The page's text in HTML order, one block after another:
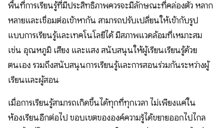
พื้นที่การเรียนรู้ที่มีประสิทธิภาพควรจะมีลักษณะที่คล่องตัว หลาก
หลายและเชื่อมต่อเข้าหากัน สามารถปรับเปลี่ยนให้เข้ากับรูป
แบบการเรียนรู้และเทคโนโลยีได้ มีสภาพแวดล้อมที่เหมาะสม
เช่น อุณหภูมิ เสียง และแสง สนับสนุนให้ผู้เรียนเรียนรู้ด้วย
ตนเอง รวมถึงสนับสนุนการเรียนรู้และการสอนร่วมกันระหว่างผู้
เรียนและผู้สอน
เมื่อการเรียนรู้สามารถเกิดขึ้นได้ทุกที่ทุกเวลา ไม่เพียงแค่ใน
ห้องเรียนอีกต่อไป ขอบเขตขององค์ความรู้ได้ขยายออกไปไกล